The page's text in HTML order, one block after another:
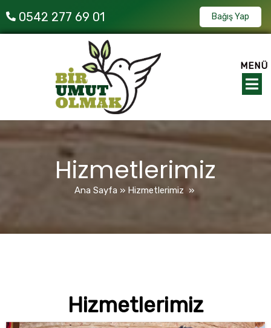
0542 277 69 01 Bağış Yap
MENÜ
Hizmetlerimiz
Ana Sayfa » Hizmetlerimiz »
Hizmetlerimiz